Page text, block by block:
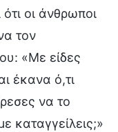
οι άνθρωποι
τον
«Με είδες
έκανα ό,τι
να το
καταγγείλεις;»